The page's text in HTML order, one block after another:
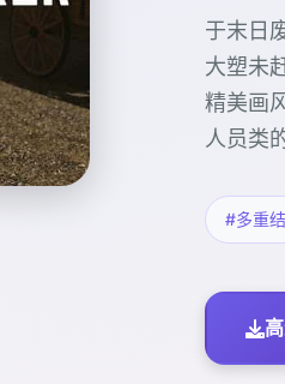
于末日
大塑未
精美画
人员类
#多重